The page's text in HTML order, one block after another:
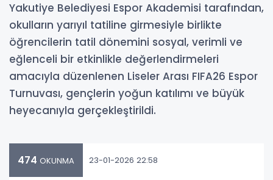
Yakutiye Belediyesi Espor Akademisi tarafından,
okulların yarıyıl tatiline girmesiyle birlikte
öğrencilerin tatil dönemini sosyal, verimli ve
eğlenceli bir etkinlikle değerlendirmeleri
amacıyla düzenlenen Liseler Arası FIFA26 Espor
Turnuvası, gençlerin yoğun katılımı ve büyük
heyecanıyla gerçekleştirildi.
474 OKUNMA 23-01-2026 22:58